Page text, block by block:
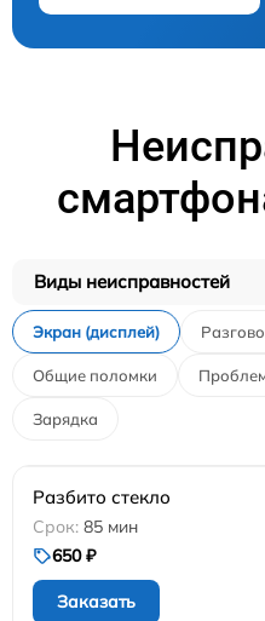
Виды неисправностей
Экран (дисплей)
Общие поломки
Зарядка
Разбито стекло
85 мин
650 ₽
Заказать